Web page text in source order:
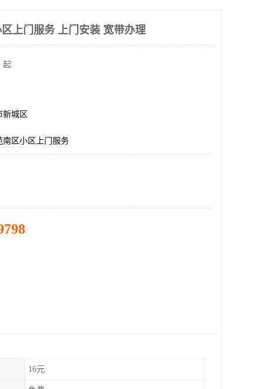
上门服务 上门安装 宽带办理
起
新城区
南区小区上门服务
16元